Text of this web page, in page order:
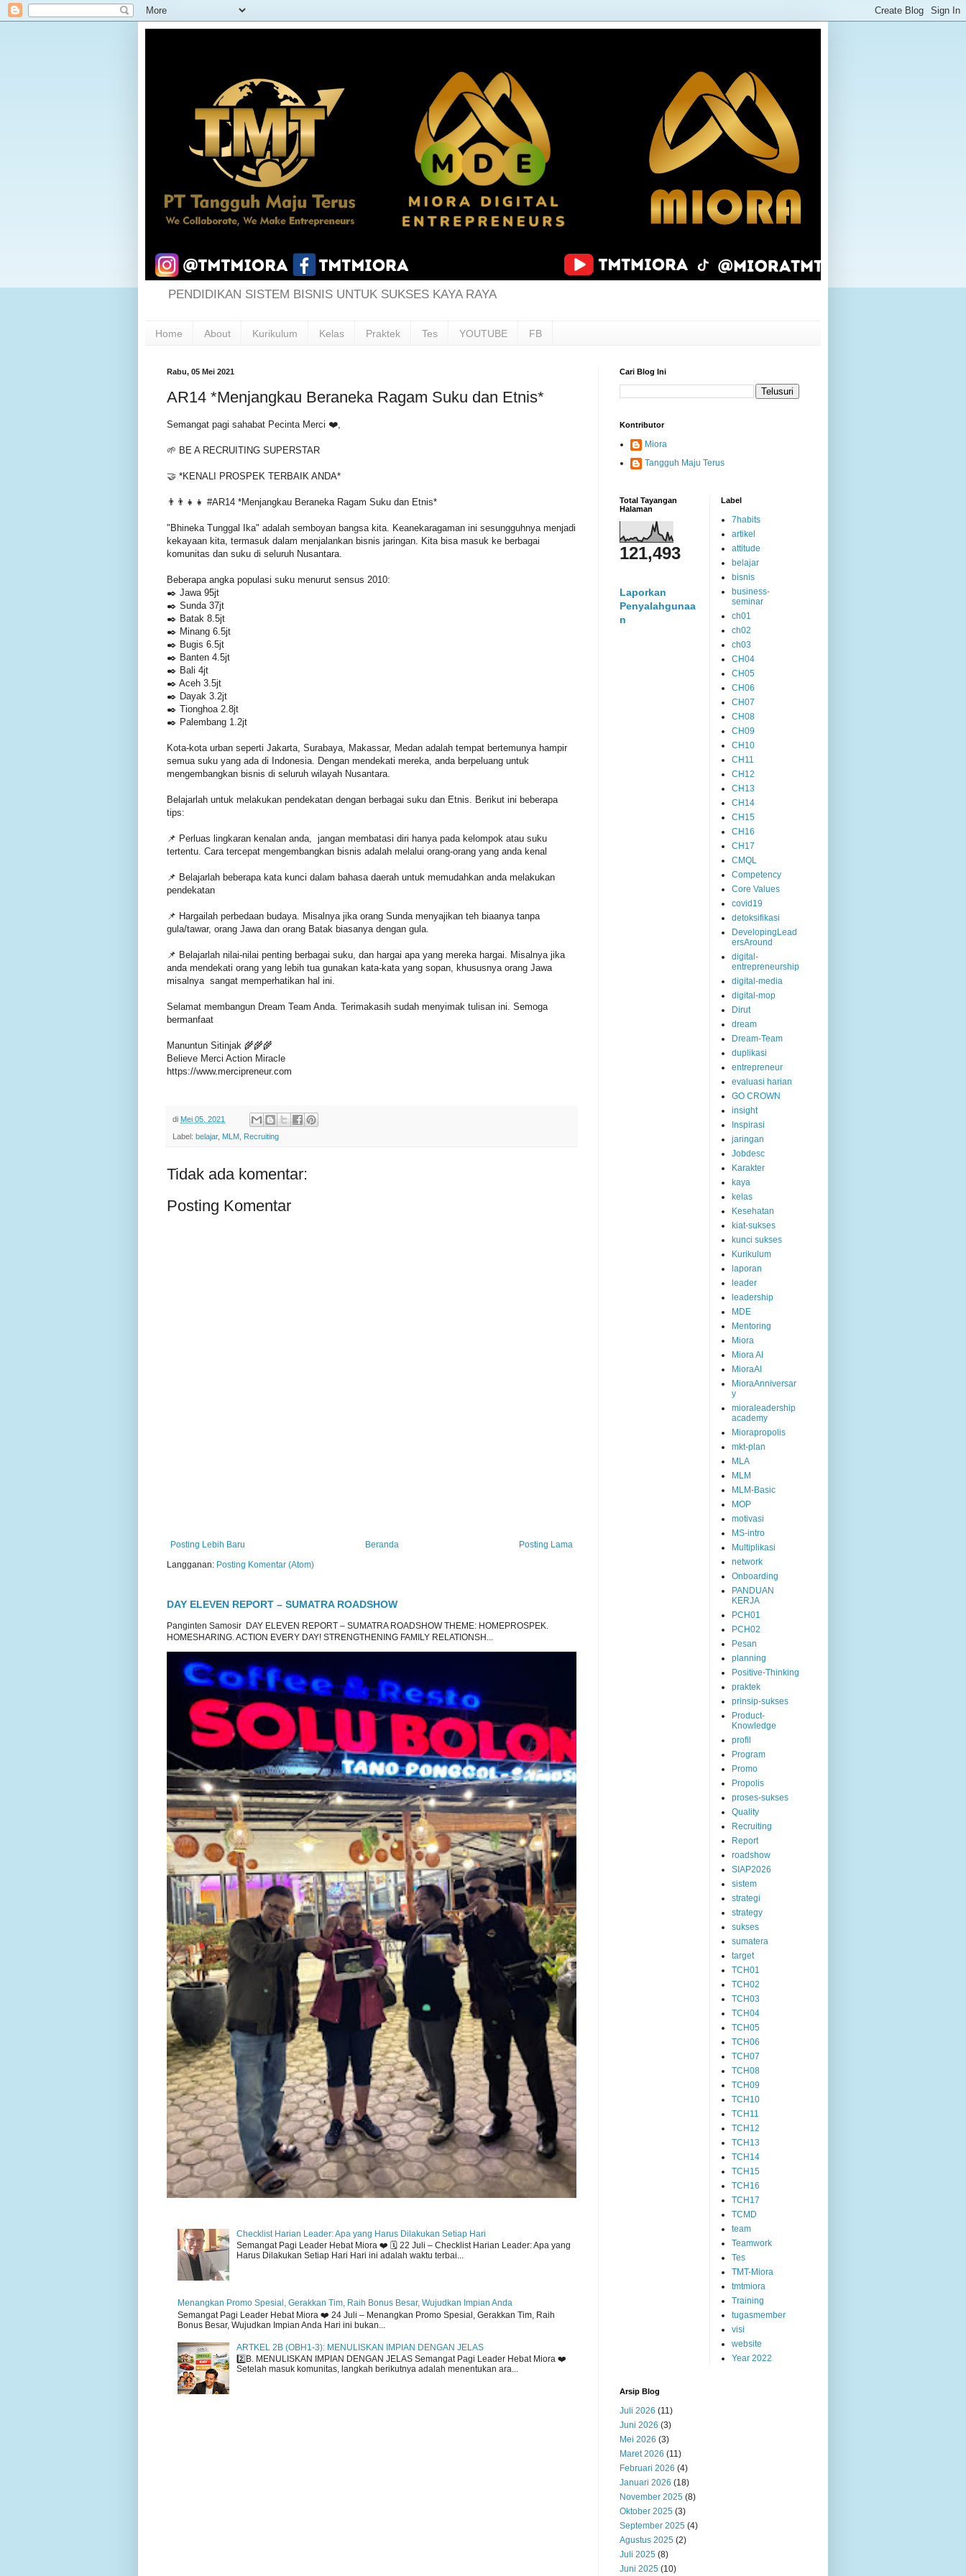
PENDIDIKAN SISTEM BISNIS UNTUK SUKSES KAYA RAYA
Home About Kurikulum Kelas Praktek Tes YOUTUBE FB
Rabu, 05 Mei 2021
AR14 *Menjangkau Beraneka Ragam Suku dan Etnis*
Semangat pagi sahabat Pecinta Merci ❤️,
🌱 BE A RECRUITING SUPERSTAR
🤝 *KENALI PROSPEK TERBAIK ANDA*
👨‍👨‍👧‍👧 #AR14 *Menjangkau Beraneka Ragam Suku dan Etnis*
"Bhineka Tunggal Ika" adalah semboyan bangsa kita. Keanekaragaman ini sesungguhnya menjadi
kekayaan kita, termasuk dalam menjalankan bisnis jaringan. Kita bisa masuk ke berbagai
komunitas dan suku di seluruh Nusantara.
Beberapa angka populasi suku menurut sensus 2010:
✒️ Jawa 95jt
✒️ Sunda 37jt
✒️ Batak 8.5jt
✒️ Minang 6.5jt
✒️ Bugis 6.5jt
✒️ Banten 4.5jt
✒️ Bali 4jt
✒️ Aceh 3.5jt
✒️ Dayak 3.2jt
✒️ Tionghoa 2.8jt
✒️ Palembang 1.2jt
Kota-kota urban seperti Jakarta, Surabaya, Makassar, Medan adalah tempat bertemunya hampir
semua suku yang ada di Indonesia. Dengan mendekati mereka, anda berpeluang untuk
mengembangkan bisnis di seluruh wilayah Nusantara.
Belajarlah untuk melakukan pendekatan dengan berbagai suku dan Etnis. Berikut ini beberapa
tips:
📌 Perluas lingkaran kenalan anda, jangan membatasi diri hanya pada kelompok atau suku
tertentu. Cara tercepat mengembangkan bisnis adalah melalui orang-orang yang anda kenal
📌 Belajarlah beberapa kata kunci dalam bahasa daerah untuk memudahkan anda melakukan
pendekatan
📌 Hargailah perbedaan budaya. Misalnya jika orang Sunda menyajikan teh biaanya tanpa
gula/tawar, orang Jawa dan orang Batak biasanya dengan gula.
📌 Belajarlah nilai-nilai penting berbagai suku, dan hargai apa yang mereka hargai. Misalnya jika
anda mendekati orang yang lebih tua gunakan kata-kata yang sopan, khususnya orang Jawa
misalnya sangat memperhatikan hal ini.
Selamat membangun Dream Team Anda. Terimakasih sudah menyimak tulisan ini. Semoga
bermanfaat
Manuntun Sitinjak 🌾🌾🌾
Believe Merci Action Miracle
https://www.mercipreneur.com
di Mei 05, 2021
Label: belajar, MLM Recruiting
Tidak ada komentar:
Posting Komentar
Posting Lebih Baru Posting Lama
Beranda
Langganan: Posting Komentar (Atom)
DAY ELEVEN REPORT – SUMATRA ROADSHOW
Panginten Samosir DAY ELEVEN REPORT – SUMATRA ROADSHOW THEME: HOMEPROSPEK.
HOMESHARING. ACTION EVERY DAY! STRENGTHENING FAMILY RELATIONSH...
Checklist Harian Leader: Apa yang Harus Dilakukan Setiap Hari
Semangat Pagi Leader Hebat Miora ❤️ 🗓️ 22 Juli – Checklist Harian Leader: Apa yang
Harus Dilakukan Setiap Hari Hari ini adalah waktu terbai...
Menangkan Promo Spesial, Gerakkan Tim, Raih Bonus Besar, Wujudkan Impian Anda
Semangat Pagi Leader Hebat Miora ❤️ 24 Juli – Menangkan Promo Spesial, Gerakkan Tim, Raih
Bonus Besar, Wujudkan Impian Anda Hari ini bukan...
ARTKEL 2B (OBH1-3): MENULISKAN IMPIAN DENGAN JELAS
2️⃣B. MENULISKAN IMPIAN DENGAN JELAS Semangat Pagi Leader Hebat Miora ❤️
Setelah masuk komunitas, langkah berikutnya adalah menentukan ara...
Cari Blog Ini
Kontributor
Miora
Tangguh Maju Terus
Total Tayangan
Halaman
121,493
Laporkan
Penyalahgunaa
n
Label
7habits
artikel
attitude
belajar
bisnis
business-
seminar
ch01
ch02
ch03
CH04
CH05
CH06
CH07
CH08
CH09
CH10
CH11
CH12
CH13
CH14
CH15
CH16
CH17
CMQL
Competency
Core Values
covid19
detoksifikasi
DevelopingLead
ersAround
digital-
entrepreneurship
digital-media
digital-mop
Dirut
dream
Dream-Team
duplikasi
entrepreneur
evaluasi harian
GO CROWN
insight
Inspirasi
jaringan
Jobdesc
Karakter
kaya
kelas
Kesehatan
kiat-sukses
kunci sukses
Kurikulum
laporan
leader
leadership
MDE
Mentoring
Miora
Miora AI
MioraAI
MioraAnniversar
y
mioraleadership
academy
Miorapropolis
mkt-plan
MLA
MLM
MLM-Basic
MOP
motivasi
MS-intro
Multiplikasi
network
Onboarding
PANDUAN
KERJA
PCH01
PCH02
Pesan
planning
Positive-Thinking
praktek
prinsip-sukses
Product-
Knowledge
profil
Program
Promo
Propolis
proses-sukses
Quality
Recruiting
Report
roadshow
SIAP2026
sistem
strategi
strategy
sukses
sumatera
target
TCH01
TCH02
TCH03
TCH04
TCH05
TCH06
TCH07
TCH08
TCH09
TCH10
TCH11
TCH12
TCH13
TCH14
TCH15
TCH16
TCH17
TCMD
team
Teamwork
Tes
TMT-Miora
tmtmiora
Training
tugasmember
visi
website
Year 2022
Arsip Blog
Juli 2026 (11)
Juni 2026 (3)
Mei 2026 (3)
Maret 2026 (11)
Februari 2026 (4)
Januari 2026 (18)
November 2025 (8)
Oktober 2025 (3)
September 2025 (4)
Agustus 2025 (2)
Juli 2025 (8)
Juni 2025 (10)